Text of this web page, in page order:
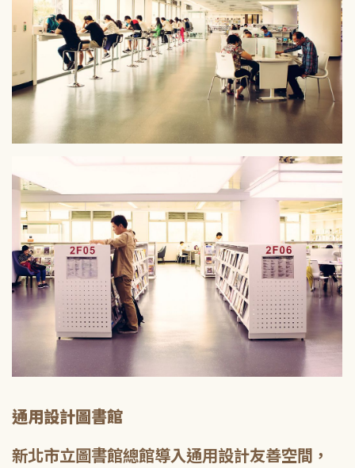
通用設計圖書館
新北市立圖書館總館導入通用設計友善空間，